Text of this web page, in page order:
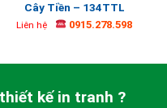
Cây Tiền – 134TTL
Liên hệ 0915.278.598
kế in tranh ?